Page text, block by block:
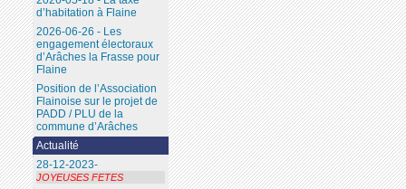
d’habitation à Flaine
2026-06-26 - Les
engagement électoraux
d’Arâches la Frasse pour
Flaine
Position de l’Association
Flainoise sur le projet de
PADD / PLU de la
commune d’Arâches
Actualité
28-12-2023-
JOYEUSES FETES